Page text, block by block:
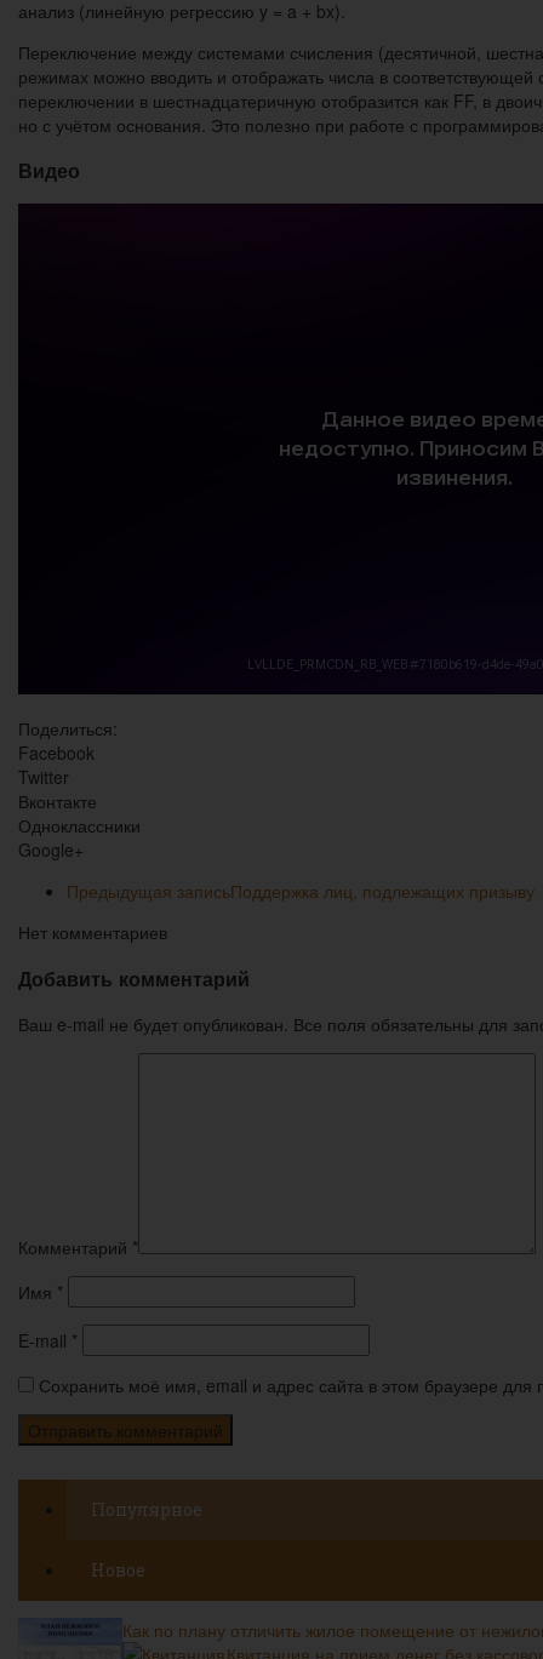
анализ (линейную регрессию y = a + bx).
Переключение между системами счисления (десятичной,
режимах можно вводить и отображать числа в
переключении в шестнадцатеричную отобразится как FF, в
но с учётом основания. Это полезно при работе с
Видео
Поделиться:
Facebook
Twitter
Вконтакте
Одноклассники
Google+
Предыдущая записьПоддержка лиц, подлежащих призыву
Нет комментариев
Добавить комментарий
Ваш e-mail не будет опубликован. Все поля обязательны для
Комментарий *
Имя *
E-mail *
Сохранить моё имя, email и адрес сайта в этом браузере
Популярное
Новое
Как по плану отличить жилое помещение от